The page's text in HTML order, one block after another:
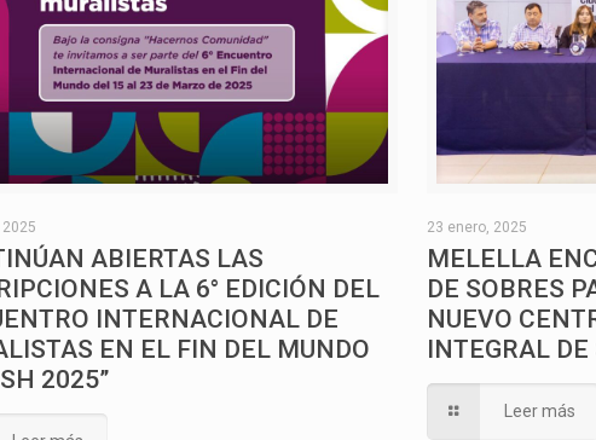
ABIERTAS LAS
A LA 6° EDICIÓN DEL
INTERNACIONAL DE
EN EL FIN DEL MUNDO
2025”
23 enero, 2025
MELELLA
DE SOBRES
NUEVO
INTEGRAL
Leer más